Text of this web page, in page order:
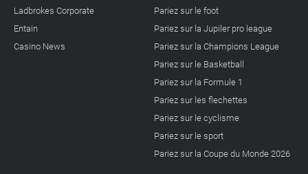
Ladbrokes Corporate
Entain
Casino News
Pariez sur le foot
Pariez sur la Jupiler pro league
Pariez sur la Champions League
Pariez sur le Basketball
Pariez sur la Formule 1
Pariez sur les flechettes
Pariez sur le cyclisme
Pariez sur le sport
Pariez sur la Coupe du Monde 2026